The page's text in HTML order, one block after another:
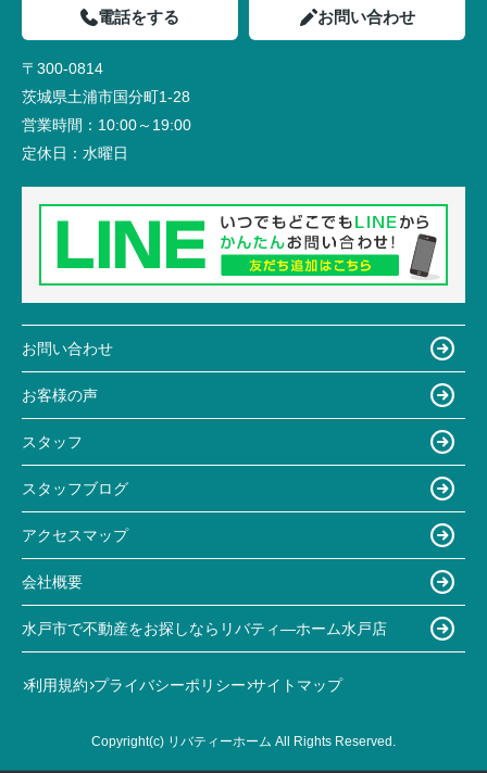
電話をする お問い合わせ
〒300-0814
茨城県土浦市国分町1-28
営業時間： 10:00～19:00
定休日： 水曜日
お問い合わせ
お客様の声
スタッフ
スタッフブログ
アクセスマップ
会社概要
水戸市で不動産をお探しならリバティ―ホーム水戸店
利用規約 プライバシーポリシー サイトマップ
Copyright(c) リバティーホーム All Rights Reserved.